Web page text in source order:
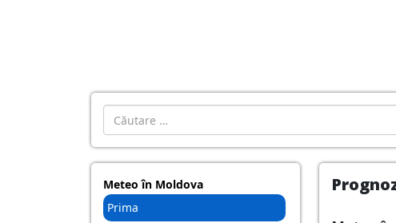
Introdu localitatea:
Meteo în Moldova
Prima